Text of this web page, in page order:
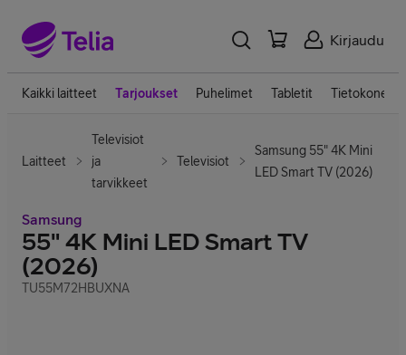
Kirjaudu
Kaikki laitteet Tarjoukset Puhelimet Tabletit Tietokoneet
Laitteet
Televisiot
ja
tarvikkeet
Televisiot
Samsung 55" 4K Mini
LED Smart TV (2026)
Samsung
55" 4K Mini LED Smart TV
(2026)
TU55M72HBUXNA